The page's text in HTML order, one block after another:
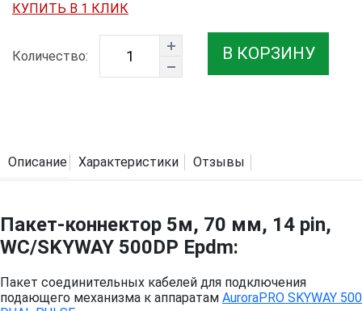
КУПИТЬ В 1 КЛИК
Количество: В КОРЗИНУ
Описание Характеристики Отзывы
Пакет-коннектор 5м, 70 мм, 14 pin,
WC/SKYWAY 500DP Epdm:
Пакет соединительных кабелей для подключения
подающего механизма к аппаратам AuroraPRO SKYWAY 500